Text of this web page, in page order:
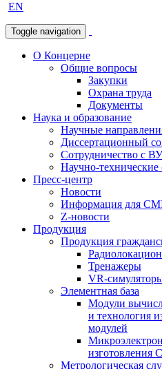
EN
Toggle navigation
О Концерне
Общие вопросы
Закупки
Охрана труда
Документы
Наука и образование
Научные
Диссертационный
Сотрудничество с
Научно-
Пресс-центр
Новости
Информация для
Z-новости
Продукция
Продукция
Тренажеры
VR-
Элементная база
Модули
и технология
модулей
изготовления
Метрологическая